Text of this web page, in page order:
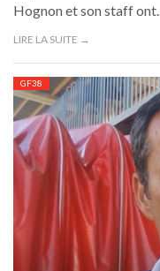
Hognon et son staff ont…
LIRE LA SUITE →
GF38